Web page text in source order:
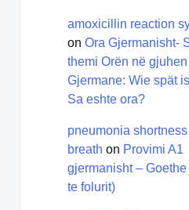
amoxicillin reaction
on Ora Gjermanisht-
themi Orën në gjuhen
Gjermane: Wie spät
Sa eshte ora?
pneumonia
breath on Provimi A1
gjermanisht –
te folurit)